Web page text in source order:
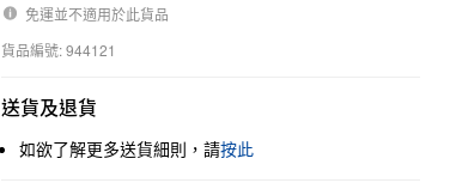
免運並不適用於此貨品
貨品編號: 944121
送貨及退貨
如欲了解更多送貨細則，請按此